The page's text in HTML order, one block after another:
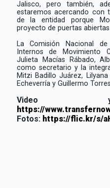
Jalisco, pero también,
estaremos acercando con
de la entidad porque
proyecto de puertas abiertas
La Comisión Nacional
Internos de Movimiento
Julieta Macías Rábado,
como secretario y la
Mitzi Badillo Juárez,
Echeverría y Guillermo
Video
https://
Fotos: https://flic.kr/s/